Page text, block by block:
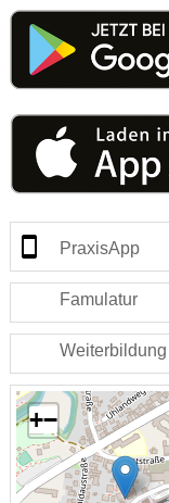
PraxisApp
Famulatur
Weiterbildung
+−